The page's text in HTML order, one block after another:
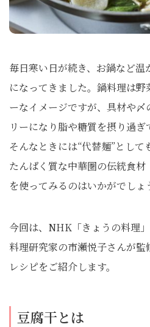
毎日寒い日が続き、お鍋など
になってきました。鍋料理は
ーなイメージですが、具材や
リーになり脂や糖質を摂り過ぎ
そんなときには“代替麺”とし
たんぱく質な中華圏の伝統食材
を使ってみるのはいかがでしょ
今回は、NHK「きょうの料理
料理研究家の市瀬悦子さんが
レシピをご紹介します。
豆腐干とは